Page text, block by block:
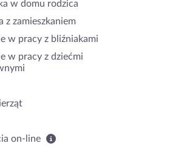
w domu rodzica
z zamieszkaniem
w pracy z bliźniakami
w pracy z dziećmi
on-line